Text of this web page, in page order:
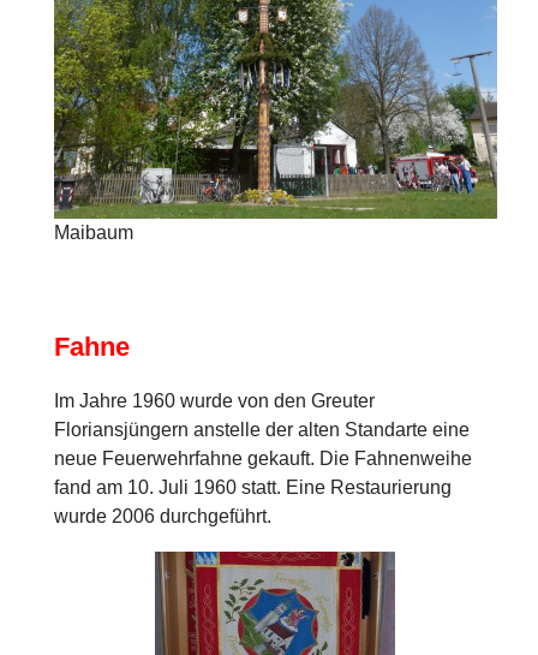
Maibaum
Fahne
Im Jahre 1960 wurde von den Greuter
Floriansjüngern anstelle der alten Standarte eine
neue Feuerwehrfahne gekauft. Die Fahnenweihe
fand am 10. Juli 1960 statt. Eine Restaurierung
wurde 2006 durchgeführt.